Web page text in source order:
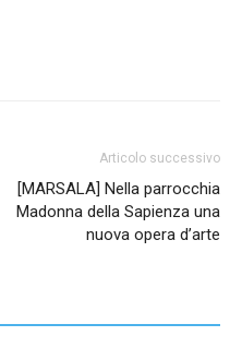
Articolo successivo
[MARSALA] Nella parrocchia
Madonna della Sapienza una
nuova opera d’arte